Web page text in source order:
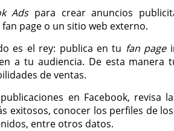
Adspara crear anuncios
page o un sitio web externo.
es el rey: publica en tu fan page
a tu audiencia. De esta manera
de ventas.
en Facebook, revisa
exitosos, conocer los perfiles de
entre otros datos.